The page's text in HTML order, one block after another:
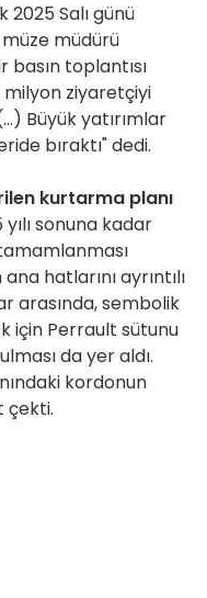
2025 Salı günü
müdürü
toplantısı
milyon ziyaretçiyi
Büyük yatırımlar
bıraktı" dedi.
kurtarma planı
sonuna kadar
hatlarını ayrıntılı
arasında, sembolik
için Perrault sütunu
da yer aldı.
kordonun
çekti.